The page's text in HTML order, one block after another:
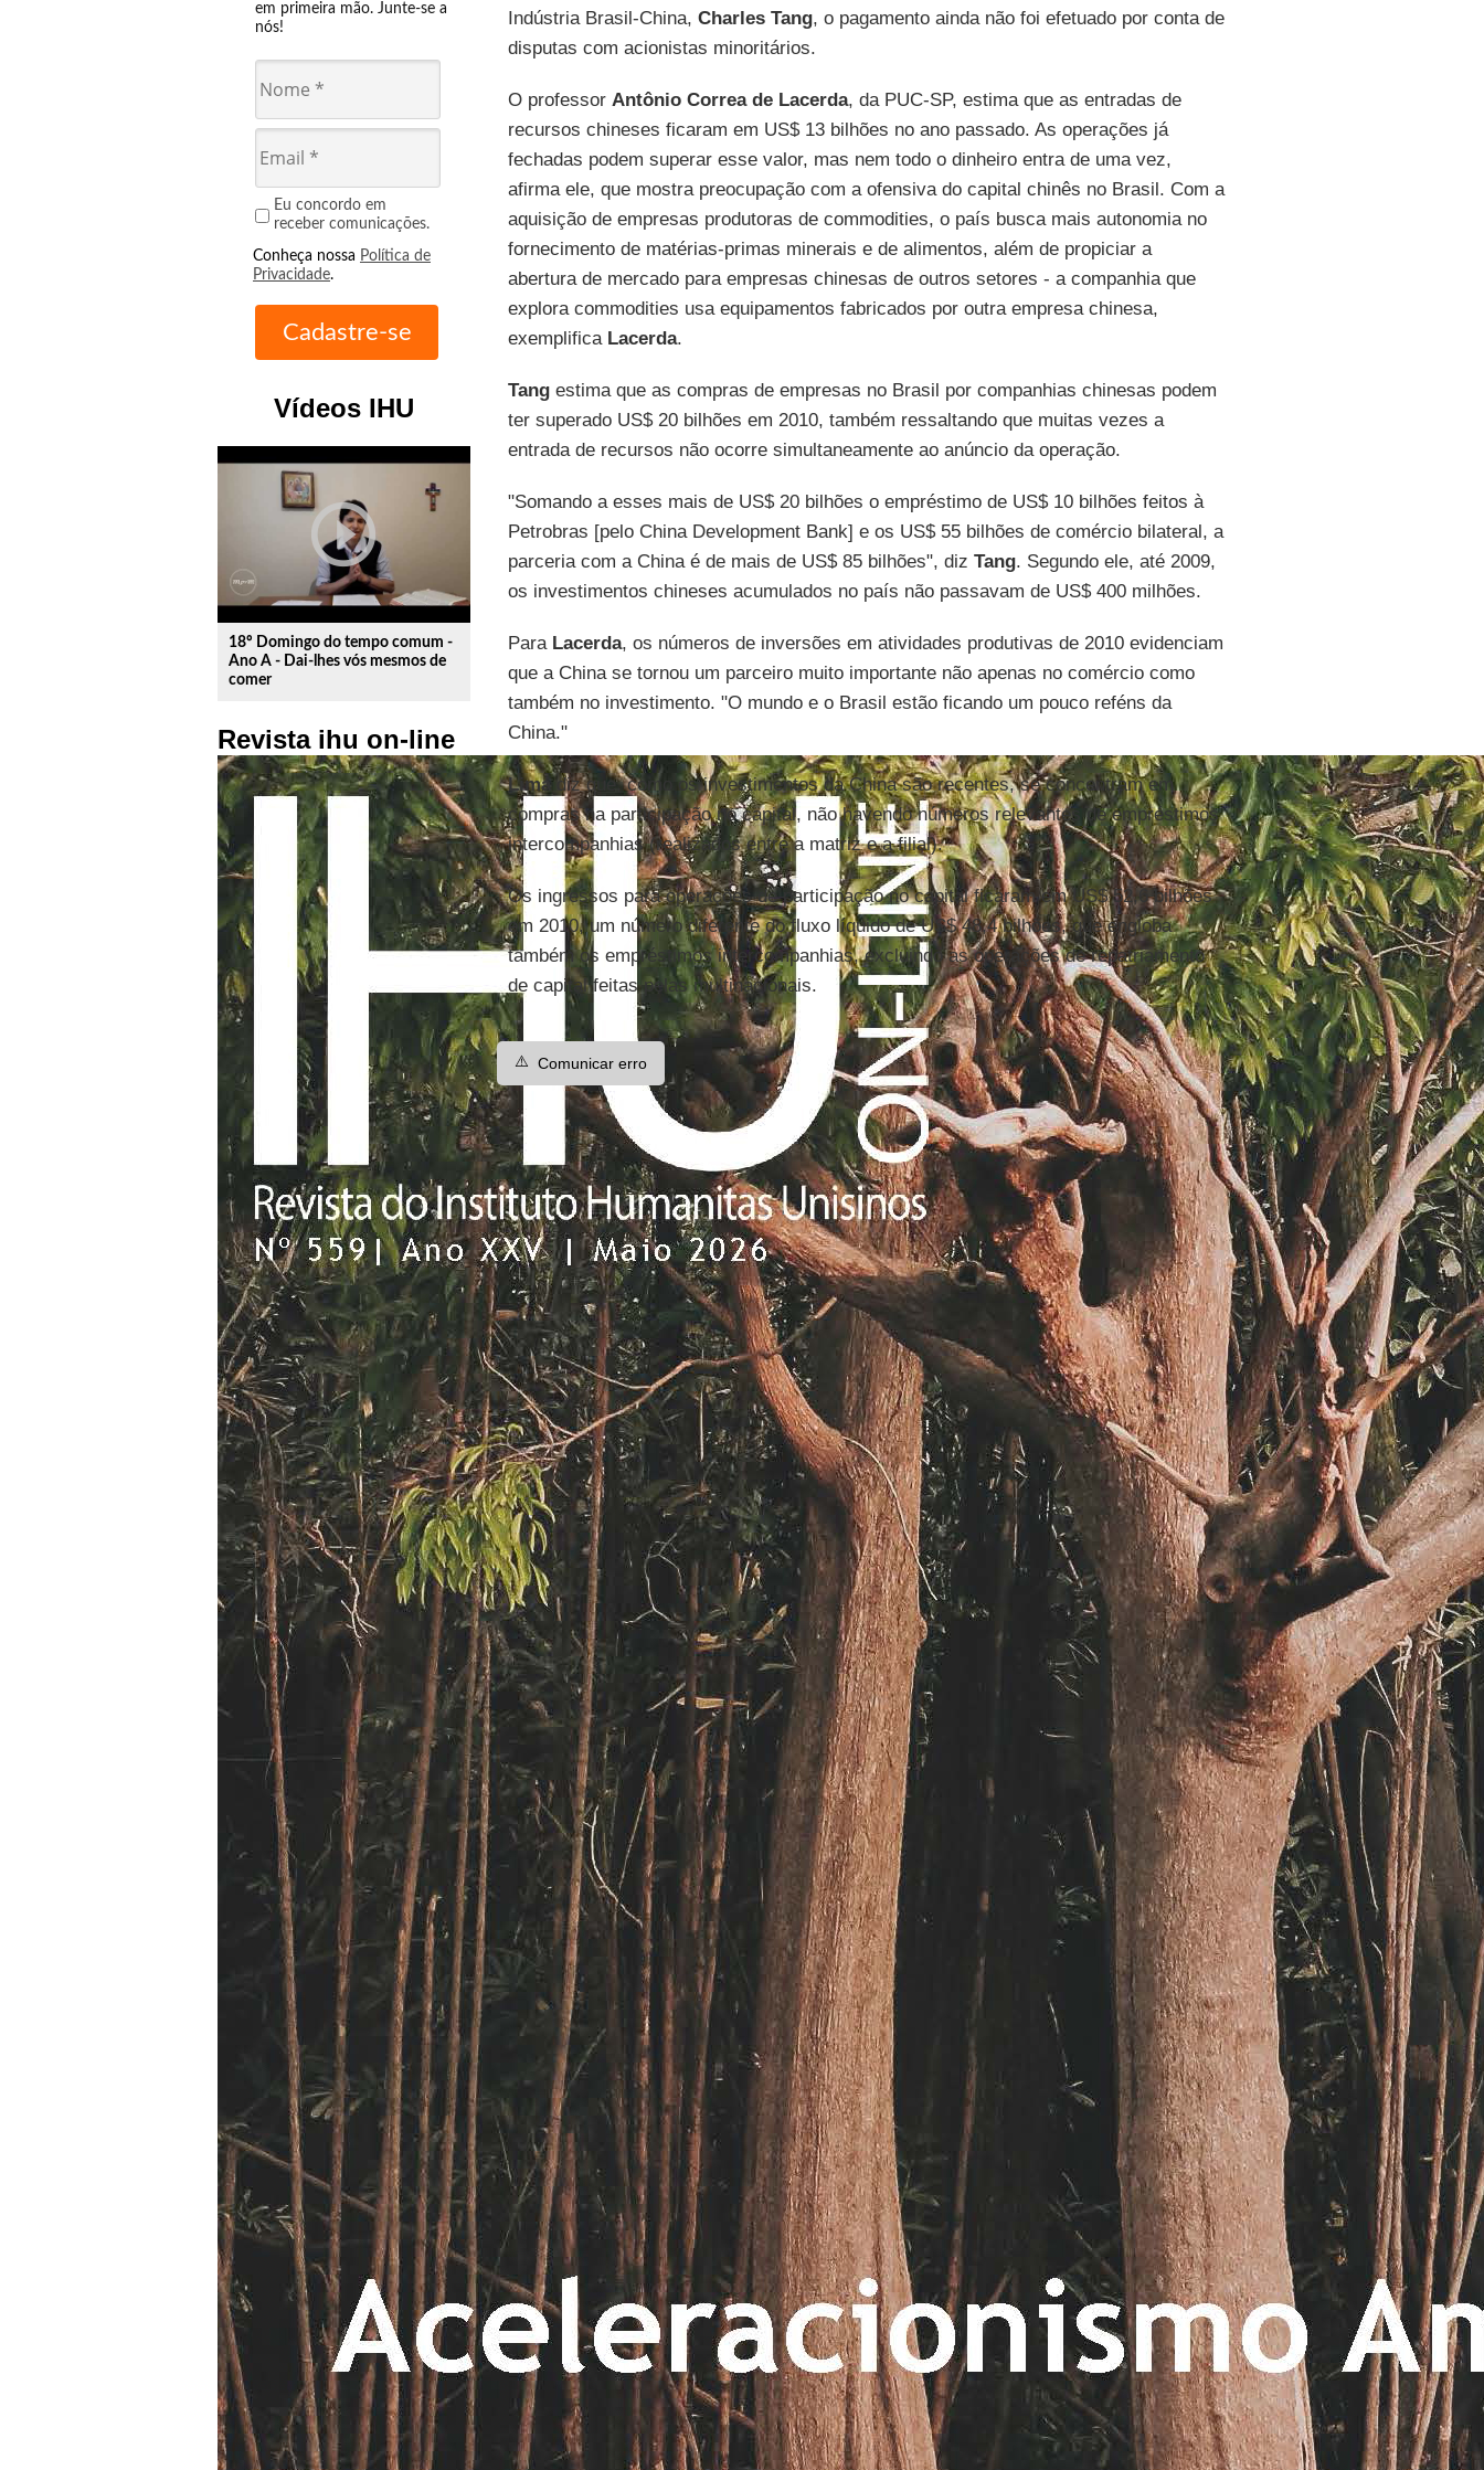
em primeira mão. Junte-se a
nós!
Eu concordo em
receber comunicações.
Conheça nossa Política de
Privacidade.
Vídeos IHU
play_circle_outline
18º Domingo do tempo comum -
Ano A - Dai-lhes vós mesmos de
comer
Revista ihu on-line
Indústria Brasil-China, Charles Tang, o pagamento ainda não foi efetuado por conta de
disputas com acionistas minoritários.
O professor Antônio Correa de Lacerda, da PUC-SP, estima que as entradas de
recursos chineses ficaram em US$ 13 bilhões no ano passado. As operações já
fechadas podem superar esse valor, mas nem todo o dinheiro entra de uma vez,
afirma ele, que mostra preocupação com a ofensiva do capital chinês no Brasil. Com a
aquisição de empresas produtoras de commodities, o país busca mais autonomia no
fornecimento de matérias-primas minerais e de alimentos, além de propiciar a
abertura de mercado para empresas chinesas de outros setores - a companhia que
explora commodities usa equipamentos fabricados por outra empresa chinesa,
exemplifica Lacerda.
Tangestima que as compras de empresas no Brasil por companhias chinesas podem
ter superado US$ 20 bilhões em 2010, também ressaltando que muitas vezes a
entrada de recursos não ocorre simultaneamente ao anúncio da operação.
"Somando a esses mais de US$ 20 bilhões o empréstimo de US$ 10 bilhões feitos à
Petrobras [pelo China Development Bank] e os US$ 55 bilhões de comércio bilateral, a
parceria com a China é de mais de US$ 85 bilhões", diz Tang. Segundo ele, até 2009,
os investimentos chineses acumulados no país não passavam de US$ 400 milhões.
Para Lacerda, os números de inversões em atividades produtivas de 2010 evidenciam
que a China se tornou um parceiro muito importante não apenas no comércio como
também no investimento. "O mundo e o Brasil estão ficando um pouco reféns da
China."
Lima diz que, como os investimentos da China são recentes, se concentram em
compras na participação no capital, não havendo números relevantes de empréstimos
intercompanhias (realizados entre a matriz e a filial).
Os ingressos para operações de participação no capital ficaram em US$ 52,6 bilhões
em 2010, um número diferente do fluxo líquido de US$ 48,4 bilhões, que engloba
também os empréstimos intercompanhias, excluindo as operações de repatriamento
de capital feitas pelas multinacionais.
⚠️ Comunicar erro